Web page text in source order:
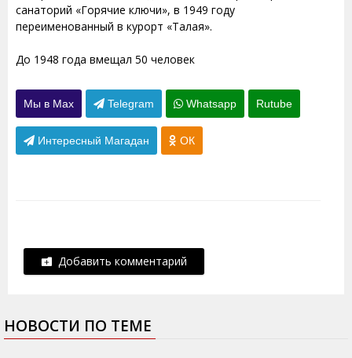
санаторий «Горячие ключи», в 1949 году
переименованный в курорт «Талая».
До 1948 года вмещал 50 человек
Мы в Max Telegram Whatsapp Rutube
Интересный Магадан ОК
Добавить комментарий
НОВОСТИ ПО ТЕМЕ